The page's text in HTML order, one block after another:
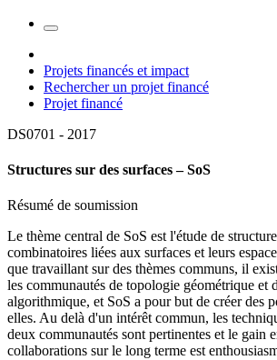
Projets financés et impact
Rechercher un projet financé
Projet financé
DS0701 - 2017
Structures sur des surfaces – SoS
Résumé de soumission
Le thème central de SoS est l'étude de
combinatoires liées aux surfaces et leurs
que travaillant sur des thèmes communs, il
les communautés de topologie géométrique et
algorithmique, et SoS a pour but de créer des
elles. Au delà d'un intérêt commun, les
deux communautés sont pertinentes et le gain
collaborations sur le long terme est